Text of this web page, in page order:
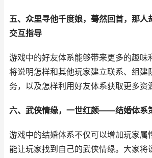
五、众里寻他千度娘，蓦然回首，那
交互指导
游戏中的好友体系能够带来更多的趣味
将说明怎样和其他玩家建立联系、组建
务，以及怎样利用好友体系获取更多资
六、武侠情缘，一世红颜——结婚体系
游戏中的结婚体系不仅可以增加玩家属
能让玩家找到自己的武侠情缘。大家将